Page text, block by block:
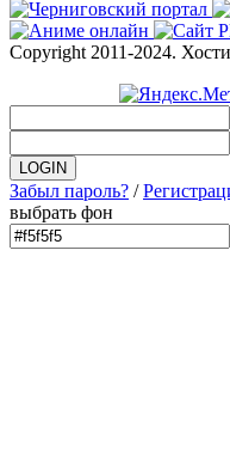
Copyright 2011-2024.
Забыл пароль? /
выбрать фон